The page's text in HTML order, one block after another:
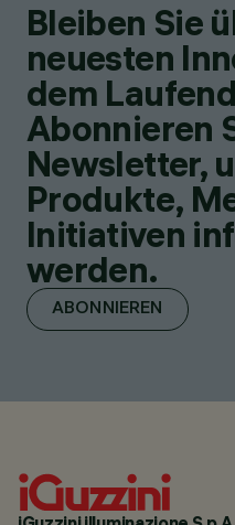
Bleiben Sie
neuesten
dem
Abonnieren
Newsletter,
Produkte,
Initiativen
werden.
ABONNIEREN